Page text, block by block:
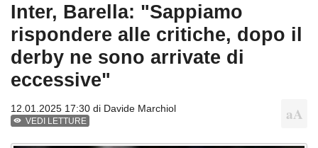
Inter, Barella: "Sappiamo
rispondere alle critiche, dopo il
derby ne sono arrivate di
eccessive"
12.01.2025 17:30 di Davide Marchiol
VEDI LETTURE